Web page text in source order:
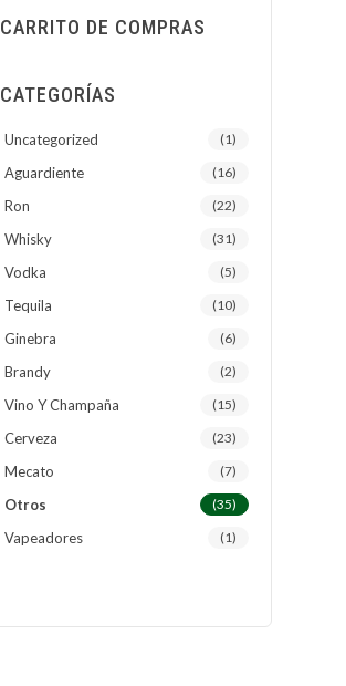
CARRITO DE COMPRAS
CATEGORÍAS
Uncategorized (1)
Aguardiente (16)
Ron (22)
Whisky (31)
Vodka (5)
Tequila (10)
Ginebra (6)
Brandy (2)
Vino Y Champaña (15)
Cerveza (23)
Mecato (7)
Otros (35)
Vapeadores (1)